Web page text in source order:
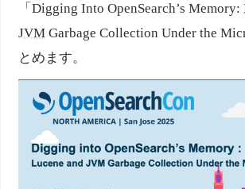
「Digging IntoOpenSearch’s Memory:
JVM Garbage Collection Under the
とめます。